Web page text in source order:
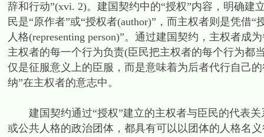
辞和行动”(xvi. 2)。建国契约中的“授权”内容，明确
民是“原作者”或“授权者(author)”，而主权者则是凭借“
人格(representing person)”。通过建国契约，主权者
主权者的每一个行为负责(臣民把主权者的每个行为都
仅是征服意义上的臣服，而是意味着为后者代行自己
纳”在主权者的意志中。
建国契约通过“授权”建立的主权者与臣民的代表关
或公共人格的政治团体，都具有可以以团体的人格名